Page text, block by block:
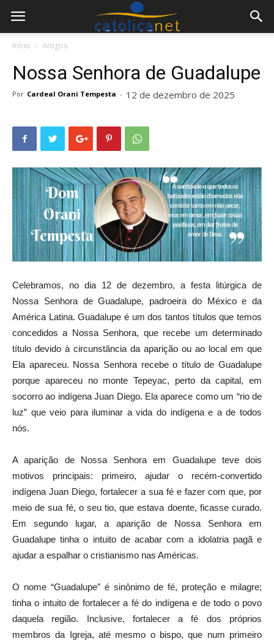
Início Artigos
Nossa Senhora de Guadalupe
Por Cardeal Orani Tempesta - 12 de dezembro de 2025
Celebramos, no dia 12 de dezembro, a festa litúrgica de
Nossa Senhora de Guadalupe, padroeira do México e da
América Latina. Guadalupe é um dos tantos títulos que temos
concedidos a Nossa Senhora, que recebe um determinado
título devido à circunstância da aparição ou ao local em que
Ela apareceu. Nossa Senhora recebe o título de Guadalupe
porque apareceu no monte Tepeyac, perto da capital, em
socorro ao indígena Juan Diego. Ela aparece como um “rio de
luz” que veio para iluminar a vida do indígena e a de todos
nós.
A aparição de Nossa Senhora em Guadalupe teve dois
motivos principais: primeiro, ajudar o recém-convertido
indígena Juan Diego, fortalecer a sua fé e fazer com que, por
meio de sua fé, o seu tio, que estava doente, ficasse curado.
Em segundo lugar, a aparição de Nossa Senhora em
Guadalupe tinha o intuito de acabar com a idolatria pagã e
ajudar a espalhar o cristianismo nas Américas.
O nome “Guadalupe” é sinônimo de fé, proteção e milagre;
tinha o intuito de fortalecer a fé do indígena e de todo o povo
daquela região. Inclusive, fortalecer a fé dos próprios
membros da Igreja, até mesmo o bispo, que num primeiro